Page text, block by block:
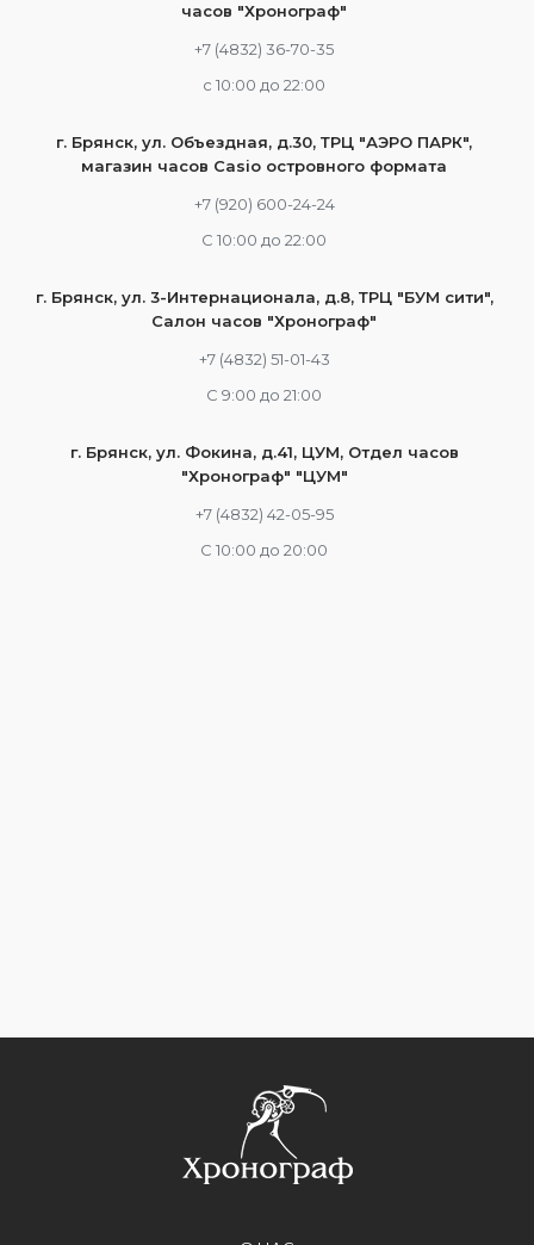
часов "Хронограф"
+7 (4832) 36-70-35
c 10:00 до 22:00
г. Брянск, ул. Объездная, д.30, ТРЦ "АЭРО ПАРК",
магазин часов Casio островного формата
+7 (920) 600-24-24
С 10:00 до 22:00
г. Брянск, ул. 3-Интернационала, д.8, ТРЦ "БУМ сити",
Салон часов "Хронограф"
+7 (4832) 51-01-43
С 9:00 до 21:00
г. Брянск, ул. Фокина, д.41, ЦУМ, Отдел часов
"Хронограф" "ЦУМ"
+7 (4832) 42-05-95
С 10:00 до 20:00